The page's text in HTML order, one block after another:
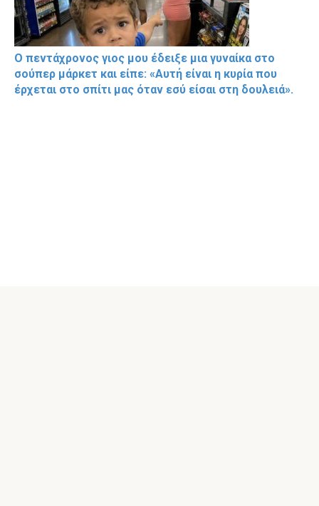
Ο πεντάχρονος γιος μου έδειξε μια γυναίκα στο
σούπερ μάρκετ και είπε: «Αυτή είναι η κυρία που
έρχεται στο σπίτι μας όταν εσύ είσαι στη δουλειά».